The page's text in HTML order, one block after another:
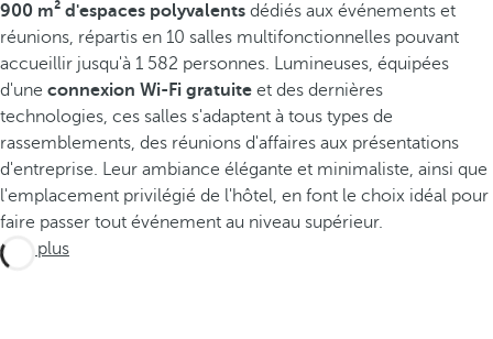
900 m² d'espaces polyvalents dédiés aux événements et
réunions, répartis en 10 salles multifonctionnelles pouvant
accueillir jusqu'à 1 582 personnes. Lumineuses, équipées
d'une connexion Wi-Fi gratuite et des dernières
technologies, ces salles s'adaptent à tous types de
rassemblements, des réunions d'affaires aux présentations
d'entreprise. Leur ambiance élégante et minimaliste, ainsi que
l'emplacement privilégié de l'hôtel, en font le choix idéal pour
faire passer tout événement au niveau supérieur.
Voir plus